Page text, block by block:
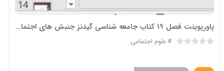
پاورپوینت فصل 19 کتاب جامعه شناسی گیدنز جنبش های اجتماعی
علوم اجتماعی